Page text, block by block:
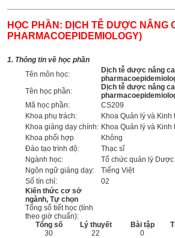
HỌC PHẦN: DỊCH TỄ DƯỢC NÂNG
PHARMACOEPIDEMIOLOGY)
1. Thông tin về học phần
Tên môn học:
Dịch tễ dược nâng
Tên học phần:
Dịch tễ dược nâng
Mã học phần:
CS209
Khoa phụ trách:
Khoa Quản lý và Kinh
Khoa giảng dạy chính: Khoa Quản lý và Kinh
Khoa phối hợp
Không
Đào tạo trình độ:
Thạc sĩ
Ngành học:
Tổ chức quản lý Dược
Ngôn ngữ giảng dạy:
Tiếng Việt
Số tín chỉ:
02
Kiến thức cơ sở
ngành, Tự chọn
Tổng số tiết học (tính
theo giờ chuẩn):
Tổng số
Lý thuyết Bài tập
30
22 0